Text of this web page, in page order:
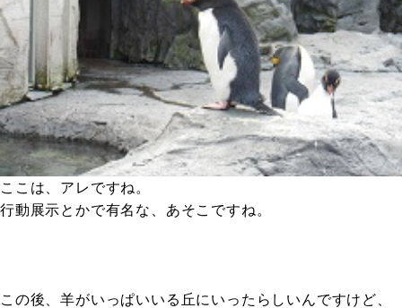
ここは、アレですね。
行動展示とかで有名な、あそこですね。
この後、羊がいっぱいいる丘にいったらしいんですけど、